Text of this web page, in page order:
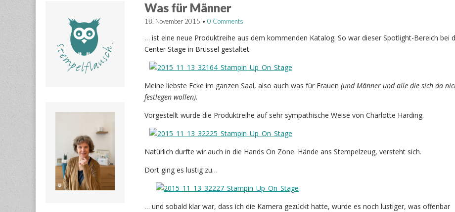
Was für Männer
18. November 2015 • 0 Comments
… ist eine neue Produktreihe aus dem kommenden Katalog. So war dieser Spotlight-Bereich bei
Center Stage in Brüssel gestaltet.
Meine liebste Ecke im ganzen Saal, also auch was für Frauen (und Männer und alle die sich da
festlegen wollen).
Vorgestellt wurde die Produktreihe auf sehr sympathische Weise von Charlotte Harding.
Natürlich durfte wir auch in die Hands On Zone. Hände ans Stempelzeug, versteht sich.
Dort ging es lustig zu…
… und sobald klar war, dass ich die Kamera gezückt hatte, wurde es noch lustiger, was offenbar